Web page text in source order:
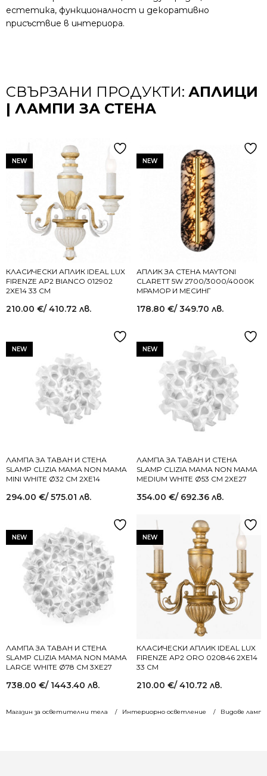
Магазин за осветителни тела Интериорно осветление Видове
естетика, функционалност и декоративно
присъствие в интериора.
СВЪРЗАНИ ПРОДУКТИ: АПЛИЦИ
| ЛАМПИ ЗА СТЕНА
NEW
КЛАСИЧЕСКИ АПЛИК IDEAL LUX
FIRENZE AP2 BIANCO 012902
2XE14 33 СМ
210.00 €/ 410.72 лв.
NEW
АПЛИК ЗА СТЕНА MAYTONI
CLARETT 5W 2700/3000/4000K
МРАМОР И МЕСИНГ
178.80 €/ 349.70 лв.
NEW
ЛАМПА ЗА ТАВАН И СТЕНА
SLAMP CLIZIA MAMA NON MAMA
MINI WHITE Ø32 СМ 2XE14
294.00 €/ 575.01 лв.
NEW
ЛАМПА ЗА ТАВАН И СТЕНА
SLAMP CLIZIA MAMA NON MAMA
MEDIUM WHITE Ø53 СМ 2XE27
354.00 €/ 692.36 лв.
NEW
ЛАМПА ЗА ТАВАН И СТЕНА
SLAMP CLIZIA MAMA NON MAMA
LARGE WHITE Ø78 СМ 3XE27
738.00 €/ 1443.40 лв.
NEW
КЛАСИЧЕСКИ АПЛИК IDEAL LUX
FIRENZE AP2 ORO 020846 2XE14
33 СМ
210.00 €/ 410.72 лв.